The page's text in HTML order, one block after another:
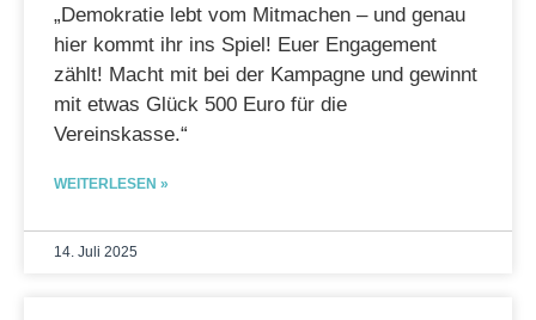
„Demokratie lebt vom Mitmachen – und genau
hier kommt ihr ins Spiel! Euer Engagement
zählt! Macht mit bei der Kampagne und gewinnt
mit etwas Glück 500 Euro für die
Vereinskasse.“
WEITERLESEN »
14. Juli 2025